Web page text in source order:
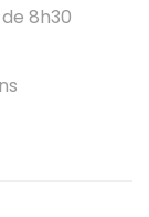
8h30